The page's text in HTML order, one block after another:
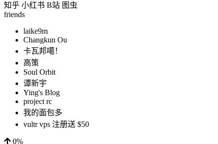
知乎 小红书 B站 图虫
friends
laike9m
Changkun Ou
卡瓦邦噶！
高策
Soul Orbit
谭新宇
Ying's Blog
project rc
我的面包多
vultr vps 注册送 $50
0%